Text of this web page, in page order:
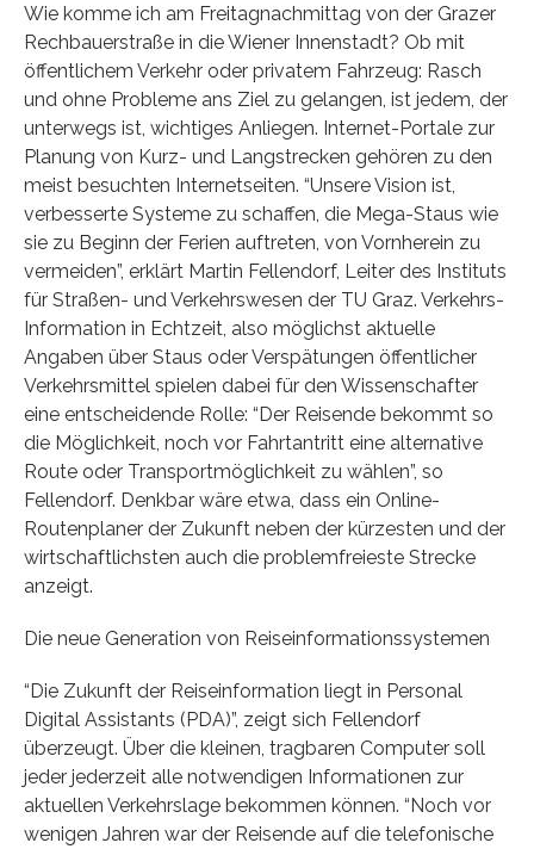
Wie komme ich am Freitagnachmittag von der Grazer
Rechbauerstraße in die Wiener Innenstadt? Ob mit
öffentlichem Verkehr oder privatem Fahrzeug: Rasch
und ohne Probleme ans Ziel zu gelangen, ist jedem, der
unterwegs ist, wichtiges Anliegen. Internet-Portale zur
Planung von Kurz- und Langstrecken gehören zu den
meist besuchten Internetseiten. “Unsere Vision ist,
verbesserte Systeme zu schaffen, die Mega-Staus wie
sie zu Beginn der Ferien auftreten, von Vornherein zu
vermeiden”, erklärt Martin Fellendorf, Leiter des Instituts
für Straßen- und Verkehrswesen der TU Graz. Verkehrs-
Information in Echtzeit, also möglichst aktuelle
Angaben über Staus oder Verspätungen öffentlicher
Verkehrsmittel spielen dabei für den Wissenschafter
eine entscheidende Rolle: “Der Reisende bekommt so
die Möglichkeit, noch vor Fahrtantritt eine alternative
Route oder Transportmöglichkeit zu wählen”, so
Fellendorf. Denkbar wäre etwa, dass ein Online-
Routenplaner der Zukunft neben der kürzesten und der
wirtschaftlichsten auch die problemfreieste Strecke
anzeigt.
Die neue Generation von Reiseinformationssystemen
“Die Zukunft der Reiseinformation liegt in Personal
Digital Assistants (PDA)”, zeigt sich Fellendorf
überzeugt. Über die kleinen, tragbaren Computer soll
jeder jederzeit alle notwendigen Informationen zur
aktuellen Verkehrslage bekommen können. “Noch vor
wenigen Jahren war der Reisende auf die telefonische